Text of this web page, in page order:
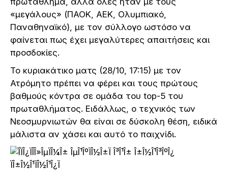
«μεγάλους» (ΠΑΟΚ, ΑΕΚ, Ολυμπιακό,
Παναθηναϊκό), με τον σύλλογο ωστόσο να
φαίνεται πως έχει μεγαλύτερες απαιτήσεις και
προσδοκίες.
Το κυριακάτικο ματς (28/10, 17:15) με τον
Ατρόμητο πρέπει να φέρει και τους πρώτους
βαθμούς κόντρα σε ομάδα του top-5 του
πρωταθλήματος. Ειδάλλως, ο τεχνικός των
Νεοσμυρνιωτών θα είναι σε δύσκολη θέση, ειδικά
μάλιστα αν χάσει και αυτό το παιχνίδι.